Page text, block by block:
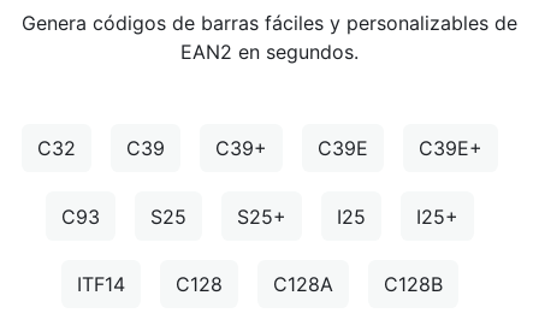
Genera códigos de barras fáciles y personalizables de
EAN2 en segundos.
C32 C39 C39+ C39E C39E+
C93 S25 S25+ I25 I25+
ITF14 C128 C128A C128B